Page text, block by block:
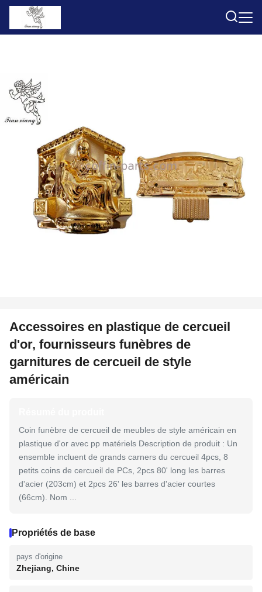
Accessoires en plastique de cercueil
d'or, fournisseurs funèbres de
garnitures de cercueil de style
américain
Coin funèbre de cercueil de meubles de style américain en
plastique d'or avec pp matériels Description de produit : Un
ensemble incluent de grands carners du cercueil 4pcs, 8
petits coins de cercueil de PCs, 2pcs 80' long les barres
d'acier (203cm) et 2pcs 26' les barres d'acier courtes
(66cm). Nom ...
Propriétés de base
pays d'origine
Zhejiang, Chine